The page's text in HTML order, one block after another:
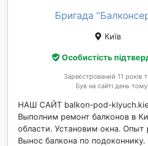
Бригада
Київ
Особистість
Зареєстрований 11 років
Був на сайті день тому
НАШ САЙТ balkon-pod-
Выполним ремонт балконов в
области. Установим окна. Опыт
Вынос балкона по